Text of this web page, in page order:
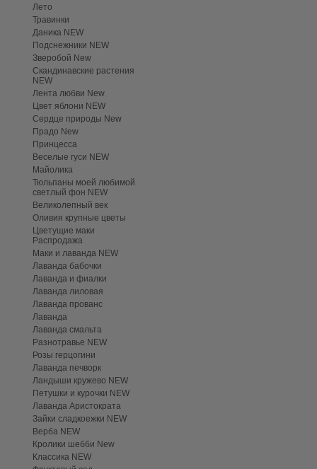
Лето
Травинки
Даника NEW
Подснежники NEW
Зверобой New
Скандинавские растения
NEW
Лента любви New
Цвет яблони NEW
Сердце природы New
Прадо New
Принцесса
Веселые гуси NEW
Майолика
Тюльпаны моей любимой
светлый фон NEW
Великолепный век
Оливия крупные цветы
Цветущие маки
Распродажа
Маки и лаванда NEW
Лаванда бабочки
Лаванда и фиалки
Лаванда лиловая
Лаванда прованс
Лаванда
Лаванда смальта
Разнотравье NEW
Розы герцогини
Лаванда печворк
Ландыши кружево NEW
Петушки и курочки NEW
Лаванда Аристократа
Зайки сладкоежки NEW
Верба NEW
Кролики шебби New
Классика NEW